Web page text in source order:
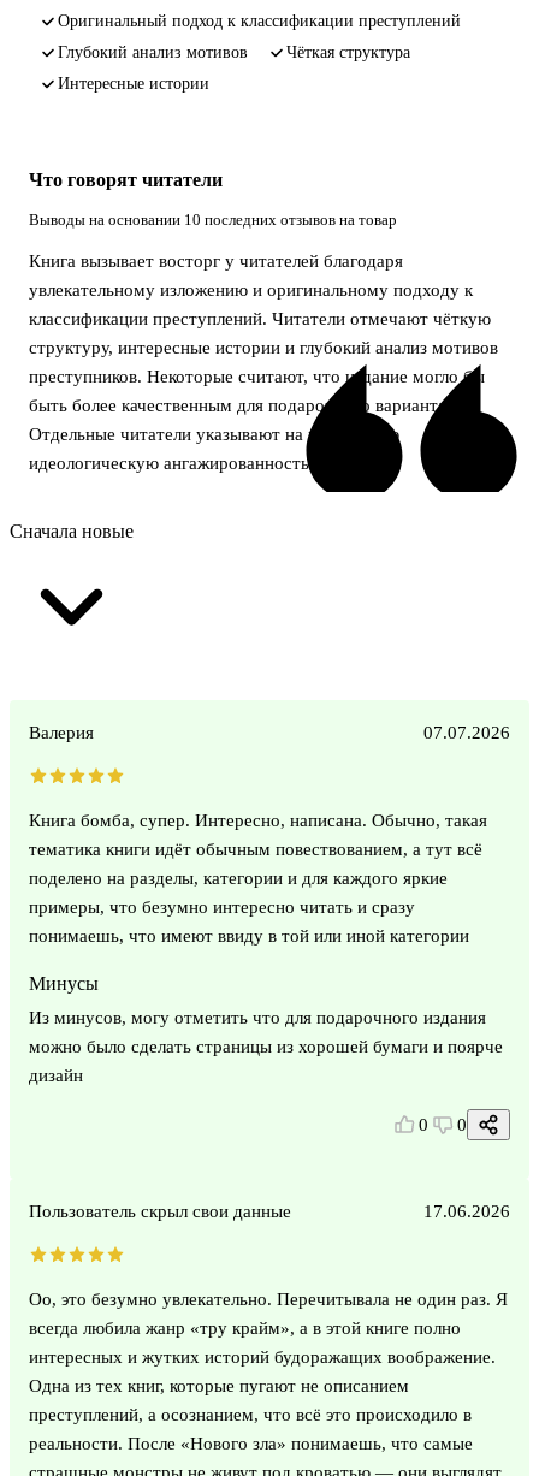
оригинальный подход к классификации преступлений
глубокий анализ мотивов
чёткая структура
интересные истории
Что говорят читатели
Выводы на основании 10 последних отзывов на товар
Книга вызывает восторг у читателей благодаря
увлекательному изложению и оригинальному подходу к
классификации преступлений. Читатели отмечают чёткую
структуру, интересные истории и глубокий анализ мотивов
преступников. Некоторые считают, что издание могло бы
быть более качественным для подарочного варианта.
Отдельные читатели указывают на возможную
идеологическую ангажированность авторов.
Сначала новые
Валерия 07.07.2026
Книга бомба, супер. Интересно, написана. Обычно, такая
тематика книги идёт обычным повествованием, а тут всё
поделено на разделы, категории и для каждого яркие
примеры, что безумно интересно читать и сразу
понимаешь, что имеют ввиду в той или иной категории
Минусы
Из минусов, могу отметить что для подарочного издания
можно было сделать страницы из хорошей бумаги и поярче
дизайн
0 0
Пользователь скрыл свои данные 17.06.2026
Оо, это безумно увлекательно. Перечитывала не один раз. Я
всегда любила жанр «тру крайм», а в этой книге полно
интересных и жутких историй будоражащих воображение.
Одна из тех книг, которые пугают не описанием
преступлений, а осознанием, что всё это происходило в
реальности. После «Нового зла» понимаешь, что самые
страшные монстры не живут под кроватью — они выглядят